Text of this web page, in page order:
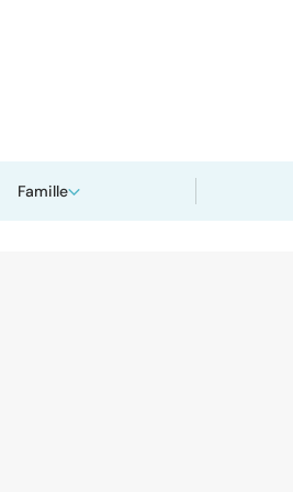
Famille